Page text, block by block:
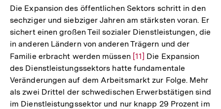
Die Expansion des öffentlichen Sektors schritt in den
sechziger und siebziger Jahren am stärksten voran. Er
sichert einen großen Teil sozialer Dienstleistungen, die
in anderen Ländern von anderen Trägern und der
Familie erbracht werden müssen Zur
Auflösung
der
Fußnote
[11] Die Expansion
des Dienstleistungssektors hatte fundamentale
Veränderungen auf dem Arbeitsmarkt zur Folge. Mehr
als zwei Drittel der schwedischen Erwerbstätigen sind
im Dienstleistungssektor und nur knapp 29 Prozent im